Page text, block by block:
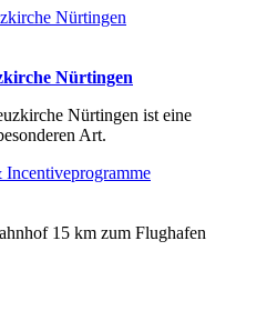
Nürtingen
Nürtingen ist eine
Art.
15 km zum Flughafen